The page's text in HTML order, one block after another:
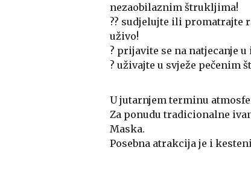
nezaobilaznim štrukljima!
?‍? sudjelujte ili promatrajte
uživo!
? prijavite se na natjecanje
? uživajte u svježe pečenim
U jutarnjem terminu
Za ponudu tradicionalne
Maska.
Posebna atrakcija je i